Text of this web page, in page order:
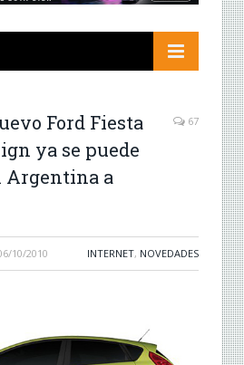
Ford Fiesta
ya se puede
Argentina a
67
10/2010 INTERNET, NOVEDADES